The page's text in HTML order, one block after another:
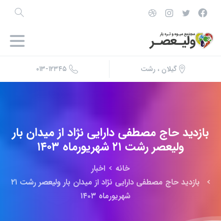
گیلان ، رشت ۰۱۳-۱۲۳۴۵
بازدیدحاج مصطفی دارایی نژاد از میدان بار
ولیعصر رشت ۲۱شهریورماه ۱۴۰۳
خانه
اخبار
بازدید حاج مصطفی دارایی نژاد از میدان بار ولیعصر رشت ۲۱
شهریورماه ۱۴۰۳